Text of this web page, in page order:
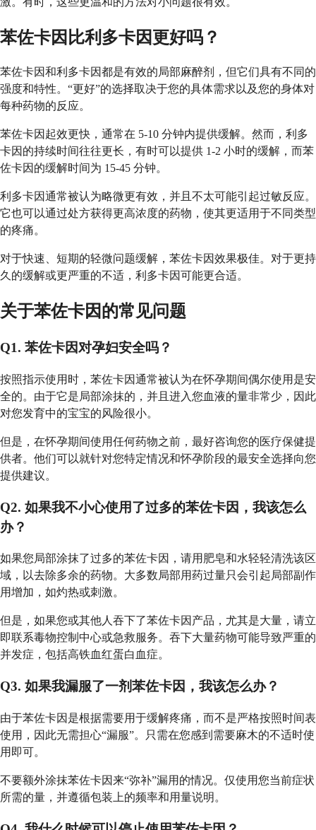
苯佐卡因比利多卡因更好吗？
苯佐卡因和利多卡因都是有效的局部麻醉剂，但它们具有不同的
强度和特性。“更好”的选择取决于您的具体需求以及您的身体对
每种药物的反应。
苯佐卡因起效更快，通常在 5-10 分钟内提供缓解。然而，利多
卡因的持续时间往往更长，有时可以提供 1-2 小时的缓解，而苯
佐卡因的缓解时间为 15-45 分钟。
利多卡因通常被认为略微更有效，并且不太可能引起过敏反应。
它也可以通过处方获得更高浓度的药物，使其更适用于不同类型
的疼痛。
对于快速、短期的轻微问题缓解，苯佐卡因效果极佳。对于更持
久的缓解或更严重的不适，利多卡因可能更合适。
关于苯佐卡因的常见问题
Q1. 苯佐卡因对孕妇安全吗？
按照指示使用时，苯佐卡因通常被认为在怀孕期间偶尔使用是安
全的。由于它是局部涂抹的，并且进入您血液的量非常少，因此
对您发育中的宝宝的风险很小。
但是，在怀孕期间使用任何药物之前，最好咨询您的医疗保健提
供者。他们可以就针对您特定情况和怀孕阶段的最安全选择向您
提供建议。
Q2. 如果我不小心使用了过多的苯佐卡因，我该怎么
办？
如果您局部涂抹了过多的苯佐卡因，请用肥皂和水轻轻清洗该区
域，以去除多余的药物。大多数局部用药过量只会引起局部副作
用增加，如灼热或刺激。
但是，如果您或其他人吞下了苯佐卡因产品，尤其是大量，请立
即联系毒物控制中心或急救服务。吞下大量药物可能导致严重的
并发症，包括高铁血红蛋白血症。
Q3. 如果我漏服了一剂苯佐卡因，我该怎么办？
由于苯佐卡因是根据需要用于缓解疼痛，而不是严格按照时间表
使用，因此无需担心“漏服”。只需在您感到需要麻木的不适时使
用即可。
不要额外涂抹苯佐卡因来“弥补”漏用的情况。仅使用您当前症状
所需的量，并遵循包装上的频率和用量说明。